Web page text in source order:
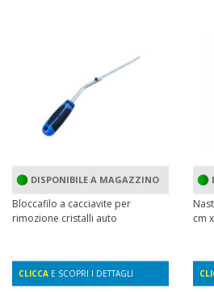
DISPONIBILE A MAGAZZINO
Bloccafilo a cacciavite per
rimozione cristalli auto
CLICCA E SCOPRI I DETTAGLI
cm